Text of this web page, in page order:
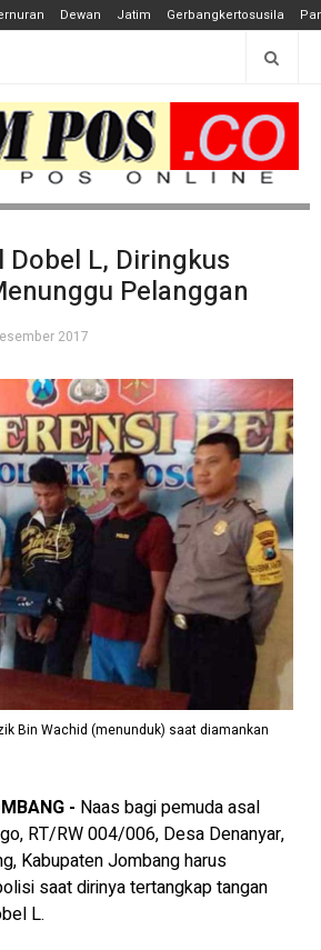
Dewan Jatim Gerbangkertosusila
Dobel L, Diringkus
Pelanggan
2017
Bin Wachid (menunduk) saat diamankan
- Naas bagi pemuda asal
RT/RW 004/006, Desa Denanyar,
Kabupaten Jombang harus
saat dirinya tertangkap tangan
L.